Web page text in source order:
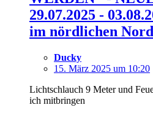
29.07.2025 -
im nördlichen
Ducky
15. März 2025 um 10:20
Lichtschlauch 9 Meter und
ich mitbringen